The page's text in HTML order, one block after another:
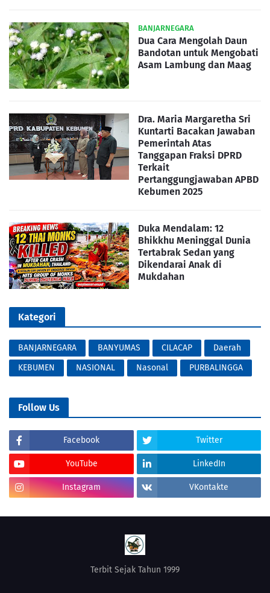
BANJARNEGARA
Dua Cara Mengolah Daun
Bandotan untuk Mengobati
Asam Lambung dan Maag
Dra. Maria Margaretha Sri
Kuntarti Bacakan Jawaban
Pemerintah Atas
Tanggapan Fraksi DPRD
Terkait
Pertanggungjawaban APBD
Kebumen 2025
Duka Mendalam: 12
Bhikkhu Meninggal Dunia
Tertabrak Sedan yang
Dikendarai Anak di
Mukdahan
Kategori
BANJARNEGARA BANYUMAS CILACAP
Daerah
KEBUMEN
NASIONAL Nasonal PURBALINGGA
Follow Us
Facebook Twitter
YouTube LinkedIn
Instagram VKontakte
Terbit Sejak Tahun 1999